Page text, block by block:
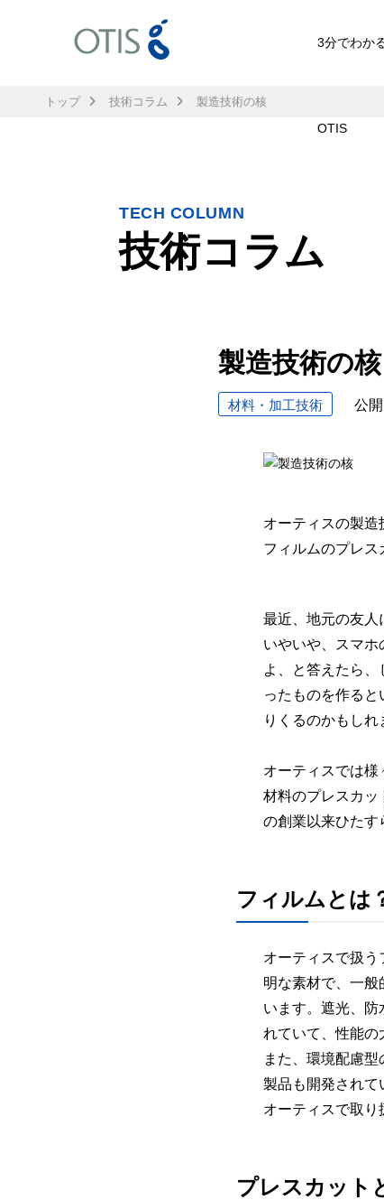
3分でわか
OTIS
トップ 技術コラム 製造技術の核
TECH COLUMN
技術コラム
製造技術の核
材料・加工技術 公開
オーティスの製造
フィルムのプレス
最近、地元の友人
いやいや、スマ
よ、と答えたら
ったものを作る
りくるのかもしれ
オーティスでは
材料のプレスカッ
の創業以来ひたす
フィルムとは
オーティスで扱
明な素材で、一
います。遮光、防
れていて、性能の
また、環境配慮
製品も開発されて
オーティスで取り
プレスカット